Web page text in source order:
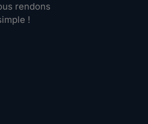
rendons
!